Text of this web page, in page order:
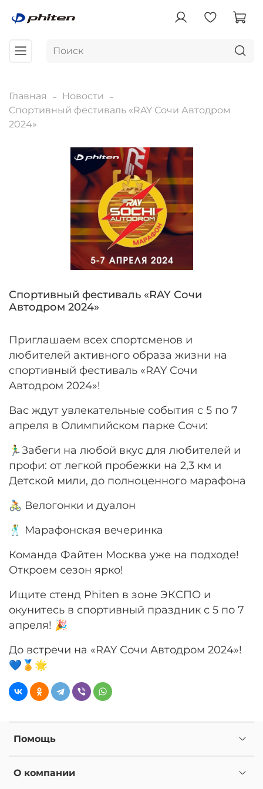
Главная
Новости
Спортивный фестиваль «RAY Сочи Автодром
2024»
Спортивный фестиваль «RAY Сочи
Автодром 2024»
Приглашаем всех спортсменов и
любителей активного образа жизни на
спортивный фестиваль «RAY Сочи
Автодром 2024»!
Вас ждут увлекательные события с 5 по 7
апреля в Олимпийском парке Сочи:
🏃‍♂️Забеги на любой вкус для любителей и
профи: от легкой пробежки на 2,3 км и
Детской мили, до полноценного марафона
🚴🏻 Велогонки и дуалон
🕺 Марафонская вечеринка
Команда Файтен Москва уже на подходе!
Откроем сезон ярко!
Ищите стенд Phiten в зоне ЭКСПО и
окунитесь в спортивный праздник с 5 по 7
апреля! 🎉
До встречи на «RAY Сочи Автодром 2024»!
💙🏅🌟
Помощь
О компании